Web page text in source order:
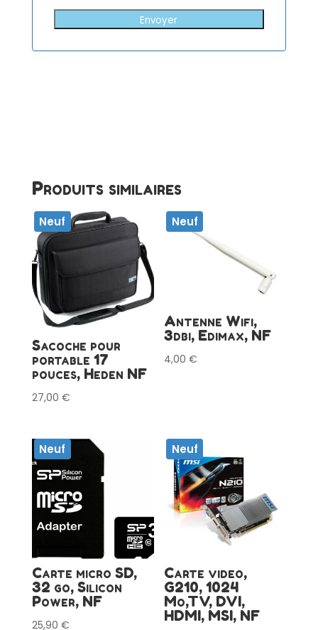
Envoyer
Produits similaires
Neuf
Sacoche pour
portable 17
pouces, Heden NF
27,00 €
Neuf
Antenne Wifi,
3dbi, Edimax, NF
4,00€
Neuf
Carte micro SD,
32 go, Silicon
Power, NF
25,90 €
Neuf
Carte video,
G210, 1024
Mo,TV, DVI,
HDMI, MSI, NF